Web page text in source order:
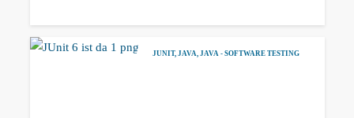
JUNIT, JAVA, JAVA - SOFTWARE TESTING